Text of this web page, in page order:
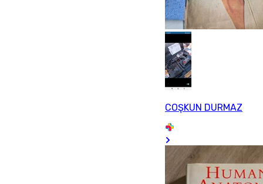
COŞKUN DURMAZ